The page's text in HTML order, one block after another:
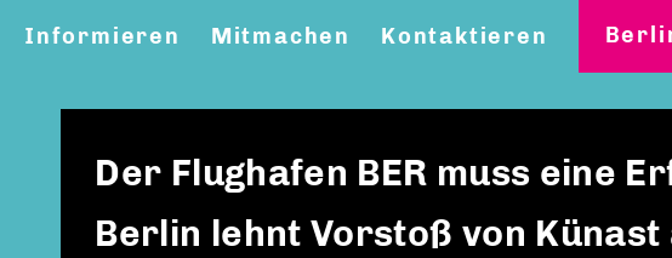
Informieren Mitmachen Kontaktieren
Der Flughafen BER muss eine
Berlin lehnt Vorstoß von Künast